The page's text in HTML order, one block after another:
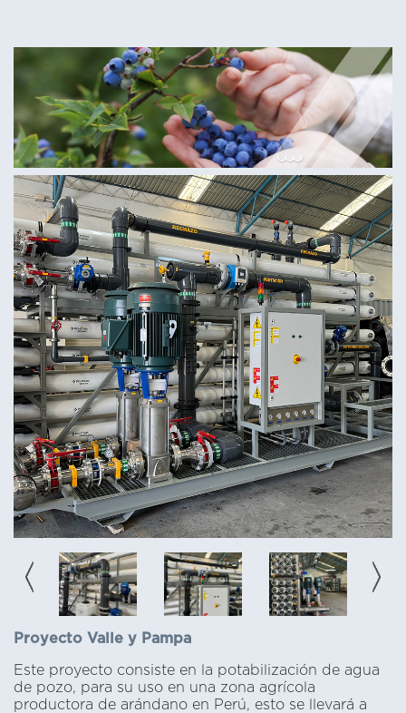
Proyecto Valle y Pampa
Este proyecto consiste en la potabilización de agua
de pozo, para su uso en una zona agrícola
productora de arándano en Perú, esto se llevará a